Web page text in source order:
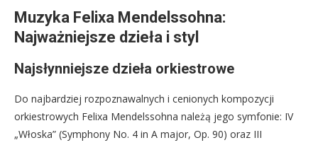
Muzyka Felixa Mendelssohna:
Najważniejsze dzieła i styl
Najsłynniejsze dzieła orkiestrowe
Do najbardziej rozpoznawalnych i cenionych kompozycji
orkiestrowych Felixa Mendelssohna należą jego symfonie: IV
„Włoska” (Symphony No. 4 in A major, Op. 90) oraz III